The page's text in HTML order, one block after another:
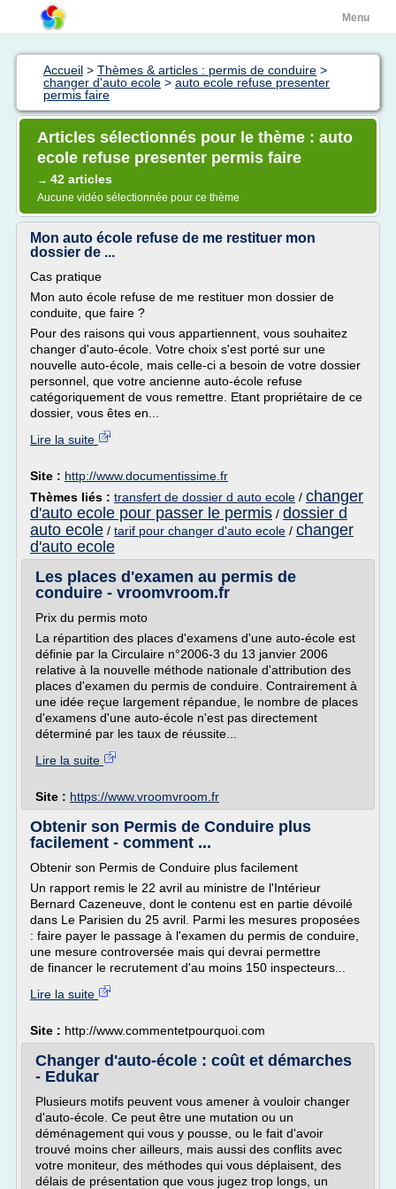
Menu
Accueil > Thèmes & articles : permis de conduire >
changer d'auto ecole > auto ecole refuse presenter
permis faire
Articles sélectionnés pour le thème : auto
ecole refuse presenter permis faire
→ 42 articles
Aucune vidéo sélectionnée pour ce thème
Mon auto école refuse de me restituer mon
dossier de ...
Cas pratique
Mon auto école refuse de me restituer mon dossier de
conduite, que faire ?
Pour des raisons qui vous appartiennent, vous souhaitez
changer d'auto-école. Votre choix s'est porté sur une
nouvelle auto-école, mais celle-ci a besoin de votre dossier
personnel, que votre ancienne auto-école refuse
catégoriquement de vous remettre. Etant propriétaire de ce
dossier, vous êtes en...
Lire la suite
Site : http://www.documentissime.fr
Thèmes liés : transfert de dossier d auto ecole / changer
d'auto ecole pour passer le permis / dossier d
auto ecole / tarif pour changer d'auto ecole / changer
d'auto ecole
Les places d'examen au permis de
conduire - vroomvroom.fr
Prix du permis moto
La répartition des places d'examens d'une auto-école est
définie par la Circulaire n°2006-3 du 13 janvier 2006
relative à la nouvelle méthode nationale d'attribution des
places d'examen du permis de conduire. Contrairement à
une idée reçue largement répandue, le nombre de places
d'examens d'une auto-école n'est pas directement
déterminé par les taux de réussite...
Lire la suite
Site : https://www.vroomvroom.fr
Obtenir son Permis de Conduire plus
facilement - comment ...
Obtenir son Permis de Conduire plus facilement
Un rapport remis le 22 avril au ministre de l'Intérieur
Bernard Cazeneuve, dont le contenu est en partie dévoilé
dans Le Parisien du 25 avril. Parmi les mesures proposées
: faire payer le passage à l'examen du permis de conduire,
une mesure controversée mais qui devrai permettre
de financer le recrutement d'au moins 150 inspecteurs...
Lire la suite
Site : http://www.commentetpourquoi.com
Changer d'auto-école : coût et démarches
- Edukar
Plusieurs motifs peuvent vous amener à vouloir changer
d'auto-école. Ce peut être une mutation ou un
déménagement qui vous y pousse, ou le fait d'avoir
trouvé moins cher ailleurs, mais aussi des conflits avec
votre moniteur, des méthodes qui vous déplaisent, des
délais de présentation que vous jugez trop longs, un